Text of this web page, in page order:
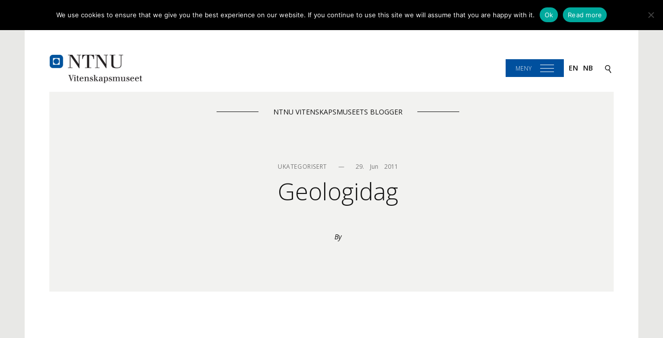
MENY EN NB
NTNU VITENSKAPSMUSEETS BLOGGER
UKATEGORISERT — 29.    Jun    2011
Geologidag
By
We use cookies to ensure that we give you the best experience on our website. If you continue to use this site we will assume that you are happy with it. Ok Read more